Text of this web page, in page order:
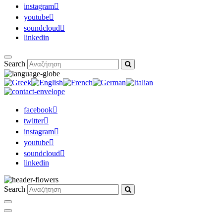
instagram
youtube
soundcloud
linkedin
Search
facebook
twitter
instagram
youtube
soundcloud
linkedin
Search